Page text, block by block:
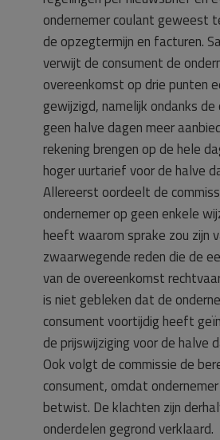
ondernemer coulant geweest
de opzegtermijn en facturen.
verwijt de consument de
overeenkomst op drie punten
gewijzigd, namelijk ondanks
geen halve dagen meer
rekening brengen op de hele
hoger uurtarief voor de halve
Allereerst oordeelt de
ondernemer op geen enkele
heeft waarom sprake zou zijn
zwaarwegende reden die de
van de overeenkomst
is niet gebleken dat de
consument voortijdig heeft
de prijswijziging voor de halve
Ook volgt de commissie de
consument, omdat
betwist. De klachten zijn
onderdelen gegrond verklaard.